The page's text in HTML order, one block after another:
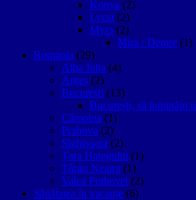
Konya (2)
Lycia (2)
Myra (2)
Mira / Demre (1)
Romania (29)
Alba Iulia (4)
Argeș (2)
București (13)
București, să luminăm
Câmpina (1)
Prahova (2)
Sighişoara (2)
Țara Hațegului (1)
Târgu Neamţ (1)
Valea Prahovei (2)
Sănătatea în vacanțe (6)